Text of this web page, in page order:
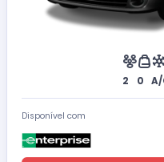
2 0 A/
Disponível com